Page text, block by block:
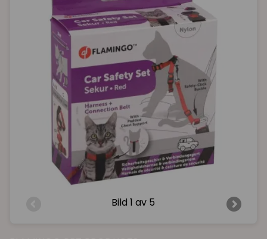
Bild1 av 5